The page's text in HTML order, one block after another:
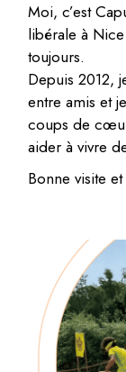
Moi, c’est
libérale à
toujours.
Depuis 2012,
entre amis et
coups de
aider à vivre
Bonne visite